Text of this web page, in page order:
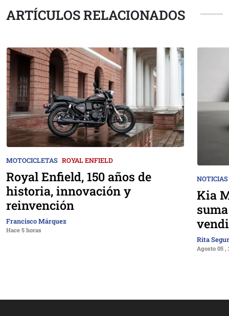
ARTÍCULOS RELACIONADOS
MOTOCICLETAS ROYAL ENFIELD
Royal Enfield, 150 años de
historia, innovación y
reinvención
Francisco Márquez
Hace 5 horas
NOTICIAS
Kia
Rita
Agosto 05 ,